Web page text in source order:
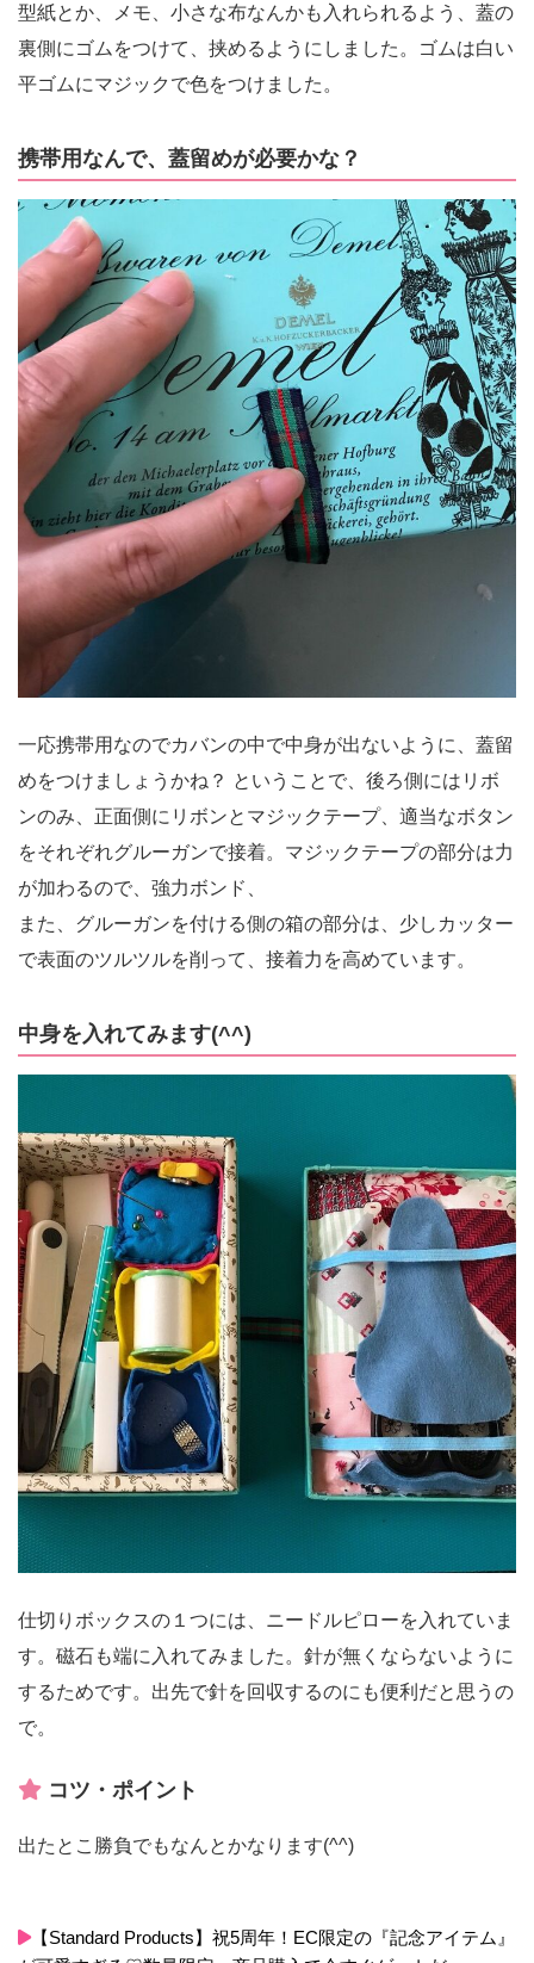
型紙とか、メモ、小さな布なんかも入れられるよう、蓋の
裏側にゴムをつけて、挟めるようにしました。ゴムは白い
平ゴムにマジックで色をつけました。
携帯用なんで、蓋留めが必要かな？
一応携帯用なのでカバンの中で中身が出ないように、蓋留
めをつけましょうかね？ ということで、後ろ側にはリボ
ンのみ、正面側にリボンとマジックテープ、適当なボタン
をそれぞれグルーガンで接着。マジックテープの部分は力
が加わるので、強力ボンド、
また、グルーガンを付ける側の箱の部分は、少しカッター
で表面のツルツルを削って、接着力を高めています。
中身を入れてみます(^^)
仕切りボックスの１つには、ニードルピローを入れていま
す。磁石も端に入れてみました。針が無くならないように
するためです。出先で針を回収するのにも便利だと思うの
で。
コツ・ポイント
出たとこ勝負でもなんとかなります(^^)
【Standard Products】祝5周年！EC限定の『記念アイテム』